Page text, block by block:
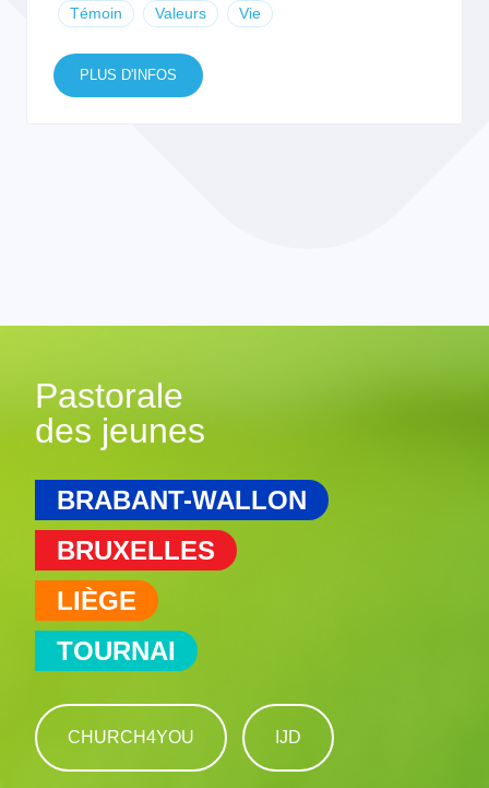
Témoin Valeurs Vie
PLUS D'INFOS
Pastorale
des jeunes
BRABANT-WALLON
BRUXELLES
LIÈGE
TOURNAI
CHURCH4YOU IJD